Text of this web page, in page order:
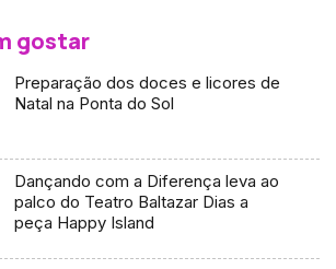
gostar
Preparação dos doces e licores de
Natal na Ponta do Sol
Dançando com a Diferença leva ao
palco do Teatro Baltazar Dias a
peça Happy Island